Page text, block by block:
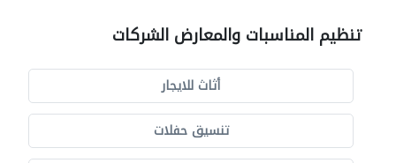
تنظيم المناسبات والمعارض الشركات
أثاث للايجار
تنسيق حفلات